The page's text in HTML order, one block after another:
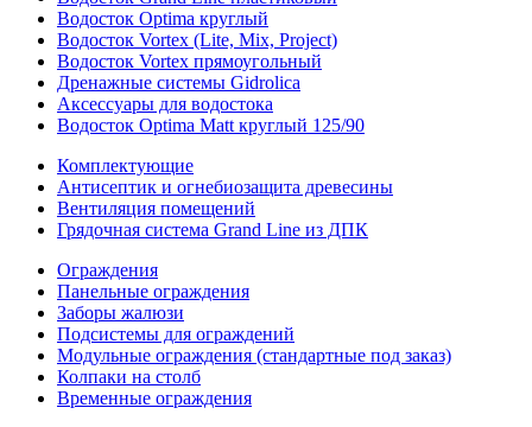
Водосток Optima круглый
Водосток Vortex (Lite, Mix, Project)
Водосток Vortex прямоугольный
Дренажные системы Gidrolica
Аксессуары для водостока
Водосток Optima Matt круглый 125/90
Комплектующие
Антисептик и огнебиозащита древесины
Вентиляция помещений
Грядочная система Grand Line из ДПК
Ограждения
Панельные ограждения
Заборы жалюзи
Подсистемы для ограждений
Модульные ограждения (стандартные под заказ)
Колпаки на столб
Временные ограждения